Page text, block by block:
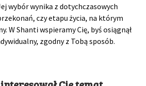
wybór wynika z dotychczasowych
czy etapu życia, na którym
W Shanti wspieramy Cię, byś osiągnął
zgodny z Tobą sposób.